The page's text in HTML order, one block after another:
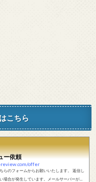
こちら
ー依頼
offer
合が発生しています。メールサーバーが正